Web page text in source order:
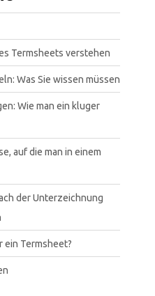
Termsheets verstehen
Was Sie wissen müssen
Wie man ein kluger
auf die man in einem
der Unterzeichnung
ein Termsheet?